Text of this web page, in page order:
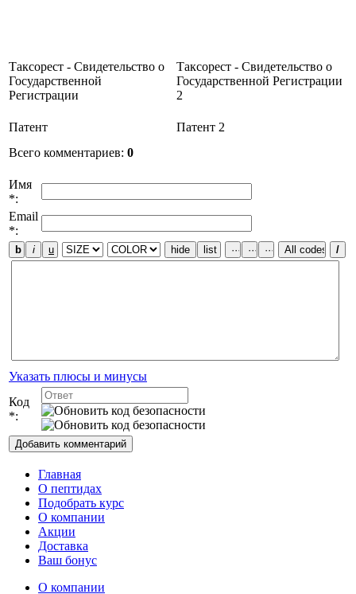
Таксорест - Свидетельство о
Государственной
Регистрации
Таксорест - Свидетельство о
Государственной Регистрации
2
Патент
Патент 2
Всего комментариев: 0
Имя
*:
Email
*:
Указать плюсы и минусы
Код
*:
Главная
О пептидах
Подобрать курс
О компании
Акции
Доставка
Ваш бонус
О компании